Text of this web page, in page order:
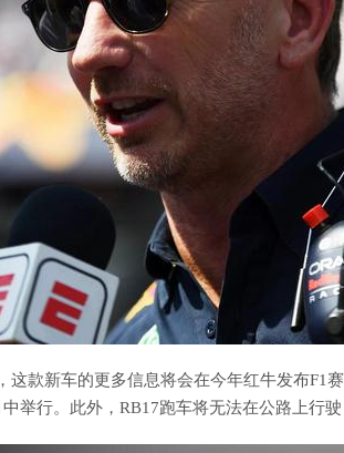
这款新车的更多信息将会在今年红牛发布F1
举行。此外，RB17跑车将无法在公路上行驶